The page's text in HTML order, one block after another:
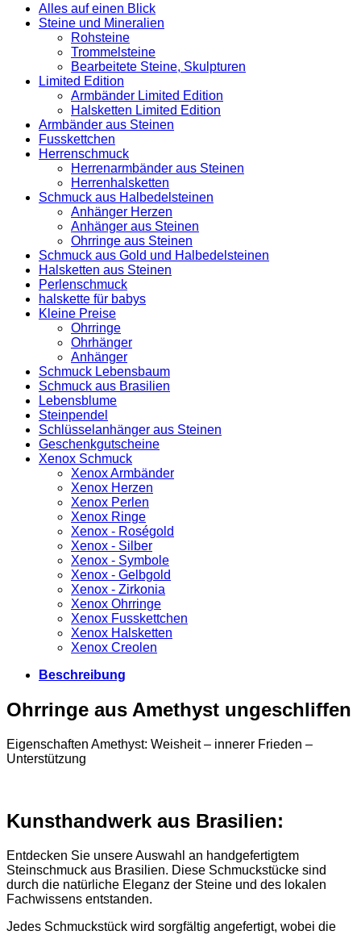
Alles auf einen Blick
Steine und Mineralien
Rohsteine
Trommelsteine
Bearbeitete Steine, Skulpturen
Limited Edition
Armbänder Limited Edition
Halsketten Limited Edition
Armbänder aus Steinen
Fusskettchen
Herrenschmuck
Herrenarmbänder aus Steinen
Herrenhalsketten
Schmuck aus Halbedelsteinen
Anhänger Herzen
Anhänger aus Steinen
Ohrringe aus Steinen
Schmuck aus Gold und Halbedelsteinen
Halsketten aus Steinen
Perlenschmuck
halskette für babys
Kleine Preise
Ohrringe
Ohrhänger
Anhänger
Schmuck Lebensbaum
Schmuck aus Brasilien
Lebensblume
Steinpendel
Schlüsselanhänger aus Steinen
Geschenkgutscheine
Xenox Schmuck
Xenox Armbänder
Xenox Herzen
Xenox Perlen
Xenox Ringe
Xenox - Roségold
Xenox - Silber
Xenox - Symbole
Xenox - Gelbgold
Xenox - Zirkonia
Xenox Ohrringe
Xenox Fusskettchen
Xenox Halsketten
Xenox Creolen
Beschreibung
Ohrringe aus Amethyst ungeschliffen
Eigenschaften Amethyst: Weisheit – innerer Frieden –
Unterstützung
Kunsthandwerk aus Brasilien:
Entdecken Sie unsere Auswahl an handgefertigtem
Steinschmuck aus Brasilien. Diese Schmuckstücke sind
durch die natürliche Eleganz der Steine und des lokalen
Fachwissens entstanden.
Jedes Schmuckstück wird sorgfältig angefertigt, wobei die